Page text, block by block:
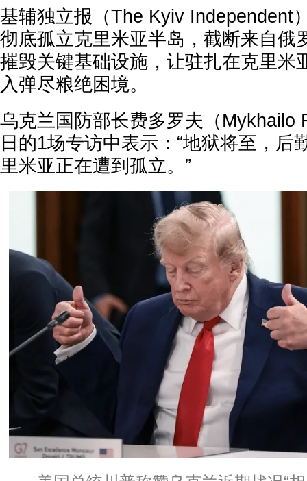
基辅独立报（The Kyiv Independent
彻底孤立克里米亚半岛，截断来自俄
摧毁关键基础设施，让驻扎在克里米
入弹尽粮绝困境。
乌克兰国防部长费多罗夫（Mykhailo
日的1场专访中表示：“地狱将至，后
里米亚正在遭到孤立。”